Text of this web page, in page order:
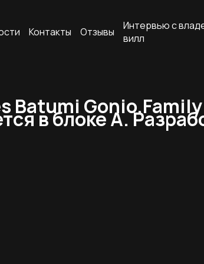
Контакты Отзывы
Интервью с
вилл
Batumi
в блоке А.